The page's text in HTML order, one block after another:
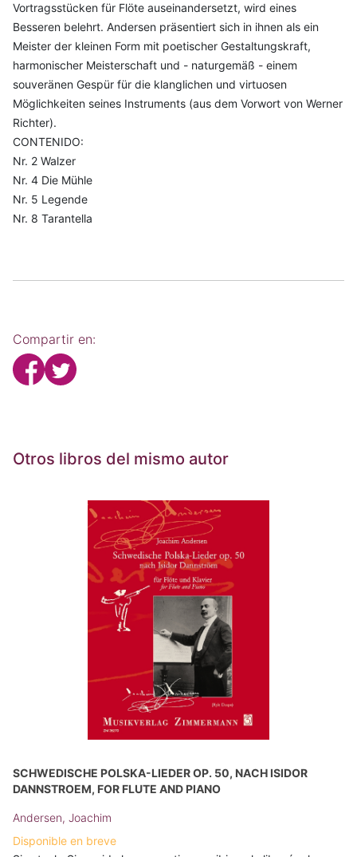
Vortragsstücken für Flöte auseinandersetzt, wird eines
Besseren belehrt. Andersen präsentiert sich in ihnen als ein
Meister der kleinen Form mit poetischer Gestaltungskraft,
harmonischer Meisterschaft und - naturgemäß - einem
souveränen Gespür für die klanglichen und virtuosen
Möglichkeiten seines Instruments (aus dem Vorwort von Werner
Richter).
CONTENIDO:
Nr. 2 Walzer
Nr. 4 Die Mühle
Nr. 5 Legende
Nr. 8 Tarantella
Compartir en:
Otros libros del mismo autor
SCHWEDISCHE POLSKA-LIEDER OP. 50, NACH ISIDOR
DANNSTROEM, FOR FLUTE AND PIANO
Andersen, Joachim
Disponible en breve